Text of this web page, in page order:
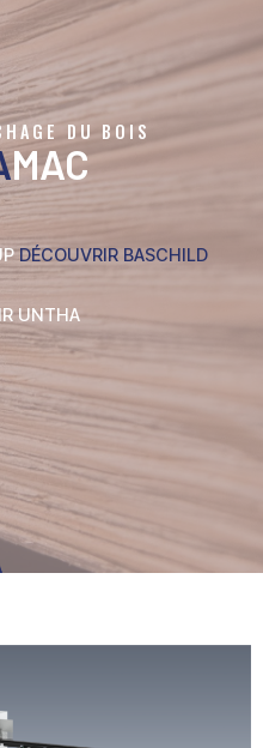
DU BOIS
MAC
DÉCOUVRIR BASCHILD
UNTHA